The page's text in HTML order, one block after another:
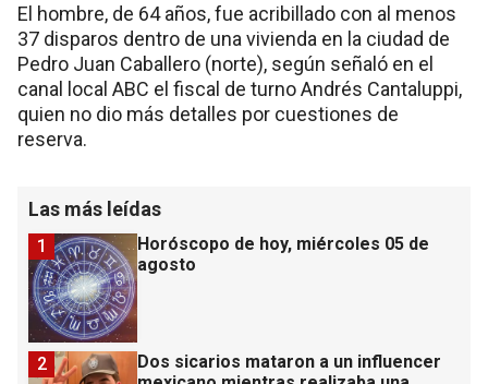
El hombre, de 64 años, fue acribillado con al menos
37 disparos dentro de una vivienda en la ciudad de
Pedro Juan Caballero (norte), según señaló en el
canal local ABC el fiscal de turno Andrés Cantaluppi,
quien no dio más detalles por cuestiones de
reserva.
Las más leídas
Horóscopo de hoy, miércoles 05 de
agosto
1
Dos sicarios mataron a un influencer
2